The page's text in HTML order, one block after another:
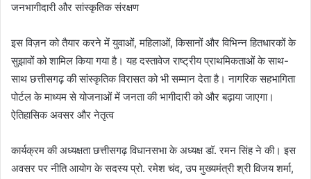
जनभागीदारी और सांस्कृतिक संरक्षण
इस विज़न को तैयार करने में युवाओं, महिलाओं, किसानों और विभिन्न हितधारकों के
सुझावों को शामिल किया गया है। यह दस्तावेज राष्ट्रीय प्राथमिकताओं के साथ-
साथ छत्तीसगढ़ की सांस्कृतिक विरासत को भी सम्मान देता है। नागरिक सहभागिता
पोर्टल के माध्यम से योजनाओं में जनता की भागीदारी को और बढ़ाया जाएगा।
ऐतिहासिक अवसर और नेतृत्व
कार्यक्रम की अध्यक्षता छत्तीसगढ़ विधानसभा के अध्यक्ष डॉ. रमन सिंह ने की। इस
अवसर पर नीति आयोग के सदस्य प्रो. रमेश चंद, उप मुख्यमंत्री श्री विजय शर्मा,